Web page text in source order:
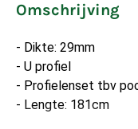
Omschrijving
- Dikte: 29mm
- U profiel
- Profielenset tbv
- Lengte: 181cm